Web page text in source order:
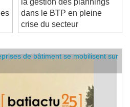
la gestion des plannings
dans le BTP en pleine
crise du secteur
de bâtiment se mobilisent sur